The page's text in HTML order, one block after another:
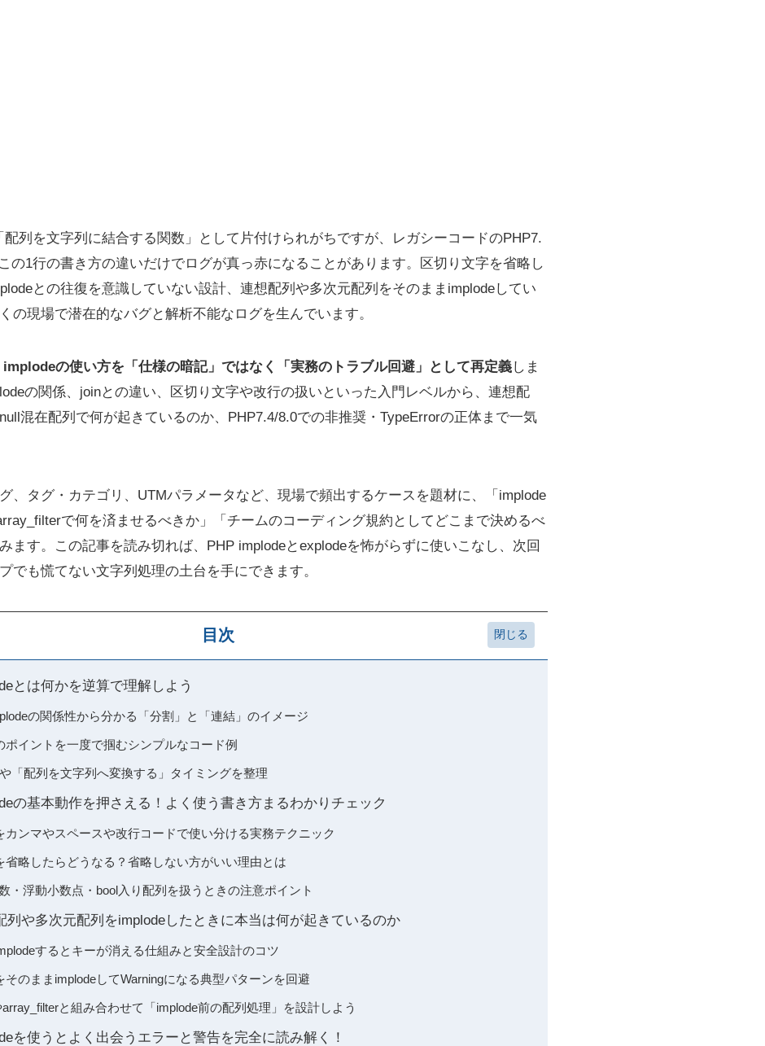
配列を文字列に結合する関数」として片付けられがちですが、レガシーコードのPHP7.
の1行の書き方の違いだけでログが真っ赤になることがあります。区切り文字を省略し
との往復を意識していない設計、連想配列や多次元配列をそのままimplodeしてい
の現場で潜在的なバグと解析不能なログを生んでいます。
implodeの使い方を「仕様の暗記」ではなく「実務のトラブル回避」として再定義しま
の関係、joinとの違い、区切り文字や改行の扱いといった入門レベルから、連想配
混在配列で何が起きているのか、PHP7.4/8.0での非推奨・TypeErrorの正体まで一気
、タグ・カテゴリ、UTMパラメータなど、現場で頻出するケースを題材に、「implode
で何を済ませるべきか」「チームのコーディング規約としてどこまで決めるべ
ます。この記事を読み切れば、PHP implodeとexplodeを怖がらずに使いこなし、次回
でも慌てない文字列処理の土台を手にできます。
目次
とは何かを逆算で理解しよう
の関係性から分かる「分割」と「連結」のイメージ
ポイントを一度で掴むシンプルなコード例
「配列を文字列へ変換する」タイミングを整理
の基本動作を押さえる！よく使う書き方まるわかりチェック
カンマやスペースや改行コードで使い分ける実務テクニック
省略したらどうなる？省略しない方がいい理由とは
・浮動小数点・bool入り配列を扱うときの注意ポイント
列や多次元配列をimplodeしたときに本当は何が起きているのか
するとキーが消える仕組みと安全設計のコツ
そのままimplodeしてWarningになる典型パターンを回避
と組み合わせて「implode前の配列処理」を設計しよう
を使うとよく出会うエラーと警告を完全に読み解く！